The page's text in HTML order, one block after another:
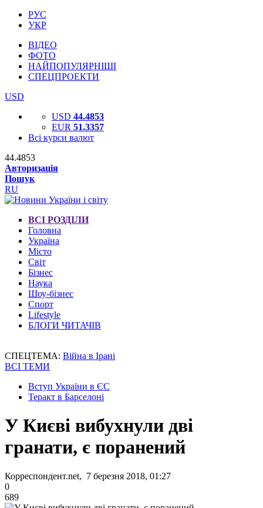
РУС
УКР
ВІДЕО
ФОТО
НАЙПОПУЛЯРНІШІ
СПЕЦПРОЕКТИ
USD
USD 44.4853
EUR 51.3357
Всі курси валют
44.4853
Авторизація
Пошук
RU
ВСІ РОЗДІЛИ
Головна
Україна
Місто
Світ
Бізнес
Наука
Шоу-бізнес
Спорт
Lifestyle
БЛОГИ ЧИТАЧІВ
СПЕЦТЕМА: Війна в Ірані
ВСІ ТЕМИ
Вступ України в ЄС
Теракт в Барселоні
У Києві вибухнули дві
гранати, є поранений
Корреспондент.net, 7 березня 2018, 01:27
0
689